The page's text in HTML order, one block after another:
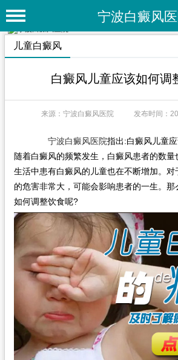
宁波白癜风
首 页
专家团队
特色疗法
白癜风常识
白癜风人群
白癜风部位
白癜风类型
在线问诊
儿童白癜风
白癜风儿童应该如何调
来源：宁波白癜风医院 发布时间：
宁波白癜风医院指出:白癜风儿童
随着白癜风的频繁发生，白癜风患者的数
生活中患有白癜风的儿童也在不断增加。
的危害非常大，可能会影响患者的一生。
如何调整饮食呢?